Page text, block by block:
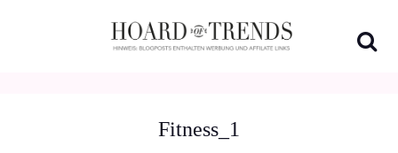
Fitness_1